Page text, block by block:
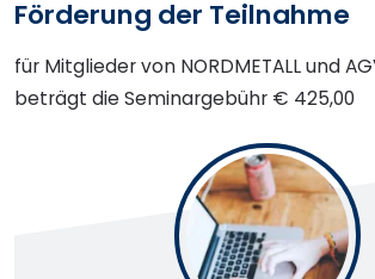
Förderung der Teilnahme
für Mitglieder von NORDMETALL und
beträgt die Seminargebühr € 425,00